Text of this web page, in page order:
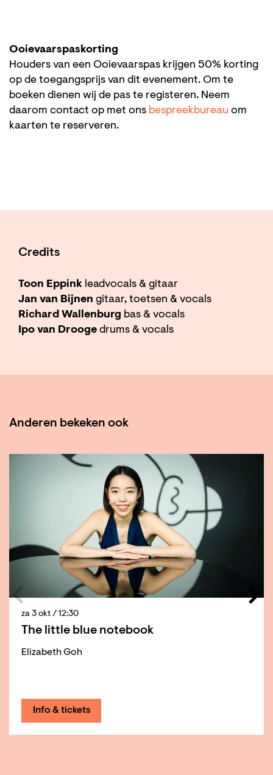
Ooievaarspaskorting
Houders van een Ooievaarspas krijgen 50% korting
op de toegangsprijs van dit evenement. Om te
boeken dienen wij de pas te registeren. Neem
daarom contact op met ons bespreekbureau om
kaarten te reserveren.
Credits
Toon Eppink leadvocals & gitaar
Jan van Bijnen gitaar, toetsen & vocals
Richard Wallenburg bas & vocals
Ipo van Drooge drums & vocals
Anderen bekeken ook
The little blue notebook
Elizabeth Goh
za 3 okt / 12:30
Info & tickets